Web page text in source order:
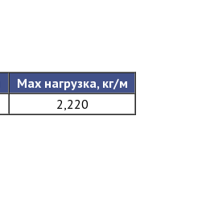
Max нагрузка, кг/м
2,220